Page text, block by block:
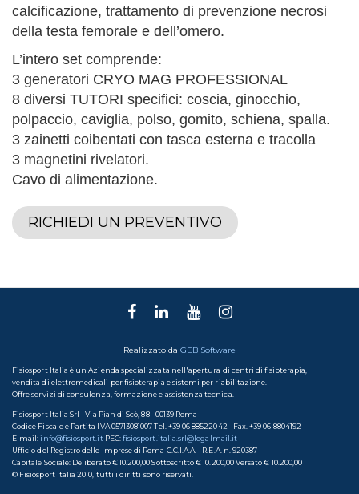
calcificazione, trattamento di prevenzione necrosi
della testa femorale e dell’omero.
L’intero set comprende:
3 generatori CRYO MAG PROFESSIONAL
8 diversi TUTORI specifici: coscia, ginocchio,
polpaccio, caviglia, polso, gomito, schiena, spalla.
3 zainetti coibentati con tasca esterna e tracolla
3 magnetini rivelatori.
Cavo di alimentazione.
RICHIEDI UN PREVENTIVO
Realizzato da GEB Software
Fisiosport Italia è un Azienda specializzata nell'apertura di centri di fisioterapia,
vendita di elettromedicali per fisioterapia e sistemi per riabilitazione.
Offre servizi di consulenza, formazione e assistenza tecnica.
Fisiosport Italia Srl - Via Pian di Scò, 88 - 00139 Roma
Codice Fiscale e Partita IVA 05713081007 Tel. +39 06 88522042 - Fax. +39 06 8804192
E-mail: info@fisiosport.itPEC:fisiosport.italia.srl@legalmail.it
Ufficio del Registro delle Imprese di Roma C.C.I.A.A. - R.E.A. n. 920387
Capitale Sociale: Deliberato € 10.200,00 Sottoscritto € 10.200,00 Versato € 10.200,00
© Fisiosport Italia 2010, tutti i diritti sono riservati.